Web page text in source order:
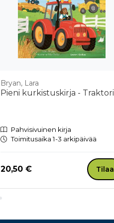
Bryan, Lara
Pieni kurkistuskirja - Traktori
Pahvisivuinen kirja
Toimitusaika 1-3 arkipäivää
Hinta nyt
20,50 € Tilaa